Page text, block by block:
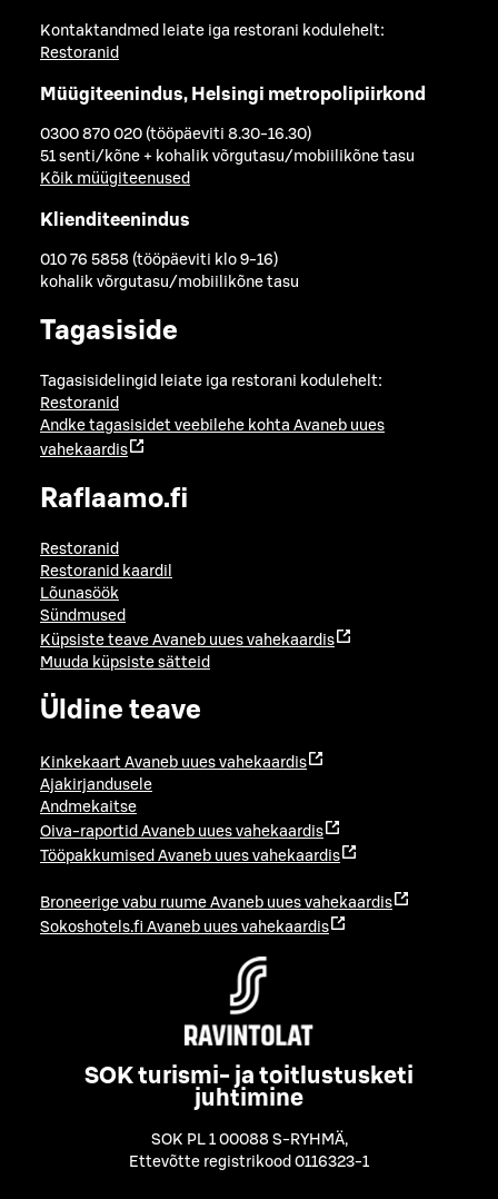
Kontaktandmed leiate iga restorani kodulehelt:
Restoranid
Müügiteenindus, Helsingi metropolipiirkond
0300 870 020 (tööpäeviti 8.30-16.30)
51 senti/kõne + kohalik võrgutasu/mobiilikõne tasu
Kõik müügiteenused
Klienditeenindus
010 76 5858 (tööpäeviti klo 9-16)
kohalik võrgutasu/mobiilikõne tasu
Tagasiside
Tagasisidelingid leiate iga restorani kodulehelt:
Restoranid
Andke tagasisidet veebilehe kohta Avaneb uues
vahekaardis
Raflaamo.fi
Restoranid
Restoranid kaardil
Lõunasöök
Sündmused
Küpsiste teave Avaneb uues vahekaardis
Muuda küpsiste sätteid
Üldine teave
Kinkekaart Avaneb uues vahekaardis
Ajakirjandusele
Andmekaitse
Oiva-raportid Avaneb uues vahekaardis
Tööpakkumised Avaneb uues vahekaardis
Broneerige vabu ruume Avaneb uues vahekaardis
Sokoshotels.fi Avaneb uues vahekaardis
SOK turismi- ja toitlustusketi
juhtimine
SOK PL 1 00088 S-RYHMÄ,
Ettevõtte registrikood 0116323-1